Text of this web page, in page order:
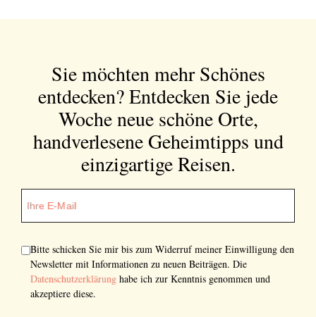
Sie möchten mehr Schönes
entdecken?Entdecken Sie jede
Woche neue schöne Orte,
handverlesene Geheimtipps und
einzigartige Reisen.
Bitte schicken Sie mir bis zum Widerruf meiner Einwilligung den
Newsletter mit Informationen zu neuen Beiträgen. Die
Datenschutzerklärung habe ich zur Kenntnis genommen und
akzeptiere diese.
zur Kenntnis genommen und akzeptiere diese.
SENDEN